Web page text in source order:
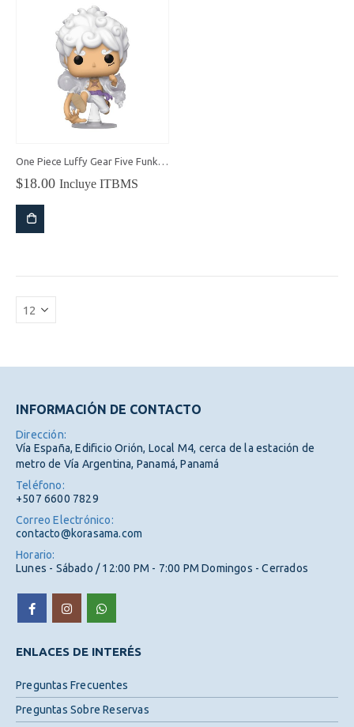
One Piece Luffy Gear Five Funko Pop!
$18.00 Incluye ITBMS
INFORMACIÓN DE CONTACTO
Dirección:
Vía España, Edificio Orión, Local M4, cerca de la estación de
metro de Vía Argentina, Panamá, Panamá
Teléfono:
+507 6600 7829
Correo Electrónico:
contacto@korasama.com
Horario:
Lunes - Sábado / 12:00 PM - 7:00 PM Domingos - Cerrados
ENLACES DE INTERÉS
Preguntas Frecuentes
Preguntas Sobre Reservas